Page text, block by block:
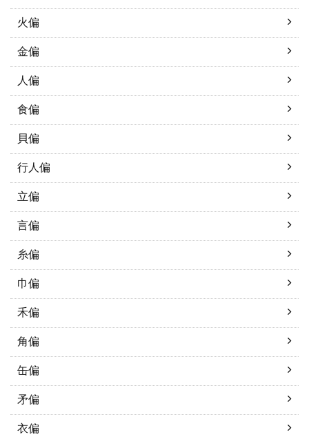
火偏
金偏
人偏
食偏
貝偏
行人偏
立偏
言偏
糸偏
巾偏
禾偏
角偏
缶偏
矛偏
衣偏